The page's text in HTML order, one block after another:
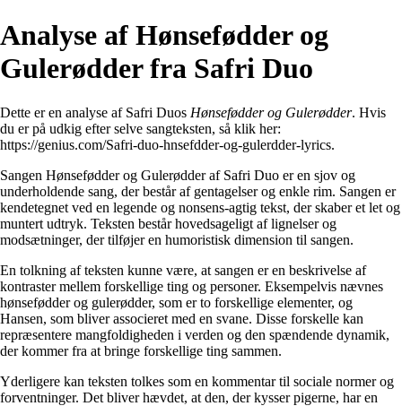
Analyse af Hønsefødder og
Gulerødder fra Safri Duo
Dette er en analyse af Safri Duos Hønsefødder og Gulerødder. Hvis
du er på udkig efter selve sangteksten, så klik her:
https://genius.com/Safri-duo-hnsefdder-og-gulerdder-lyrics.
Sangen Hønsefødder og Gulerødder af Safri Duo er en sjov og
underholdende sang, der består af gentagelser og enkle rim. Sangen er
kendetegnet ved en legende og nonsens-agtig tekst, der skaber et let og
muntert udtryk. Teksten består hovedsageligt af lignelser og
modsætninger, der tilføjer en humoristisk dimension til sangen.
En tolkning af teksten kunne være, at sangen er en beskrivelse af
kontraster mellem forskellige ting og personer. Eksempelvis nævnes
hønsefødder og gulerødder, som er to forskellige elementer, og
Hansen, som bliver associeret med en svane. Disse forskelle kan
repræsentere mangfoldigheden i verden og den spændende dynamik,
der kommer fra at bringe forskellige ting sammen.
Yderligere kan teksten tolkes som en kommentar til sociale normer og
forventninger. Det bliver hævdet, at den, der kysser pigerne, har en